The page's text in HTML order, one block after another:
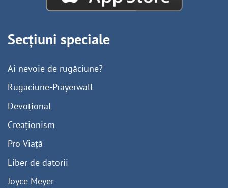
Secțiuni speciale
Ai nevoie de rugăciune?
Rugaciune-Prayerwall
Devoțional
Creaționism
Pro-Viață
Liber de datorii
Joyce Meyer